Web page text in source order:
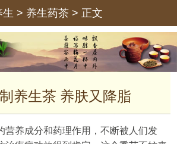
生 > 养生药茶 > 正文
养生茶 养肤又降脂
营养成分和药理作用，不断被人们发